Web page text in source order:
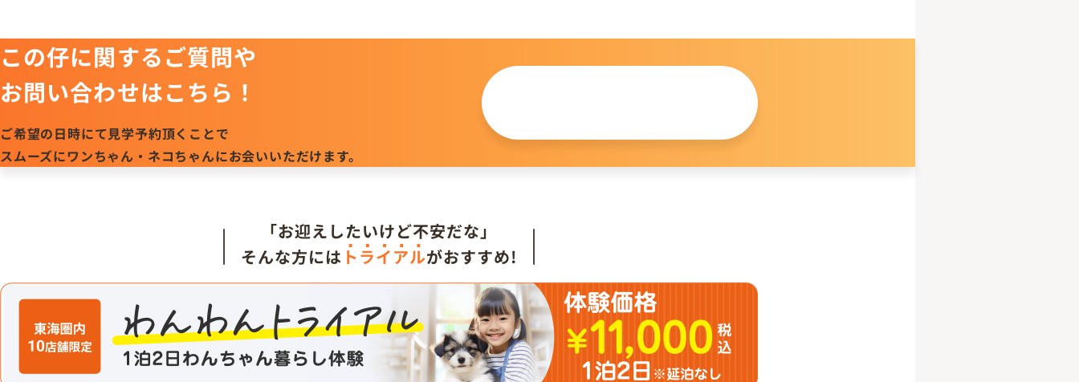
この仔に関するご質問や
お問い合わせはこちら！
ご希望の日時にて見学予約頂くことで
スムーズにワンちゃん・ネコちゃんにお会いいただけます。
「お迎えしたいけど不安だな」
そんな方には トライアルがおすすめ!